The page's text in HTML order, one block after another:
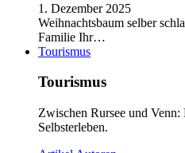
1. Dezember 2025
Weihnachtsbaum selber
Familie Ihr…
Tourismus
Tourismus
Zwischen Rursee und
Selbsterleben.